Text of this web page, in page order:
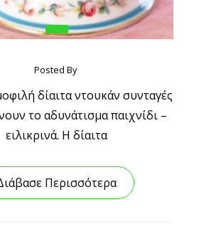
Posted By
δίαιτα ντουκάν συνταγές
το αδυνάτισμα παιχνίδι –
ειλικρινά. Η δίαιτα
Περισσότερα